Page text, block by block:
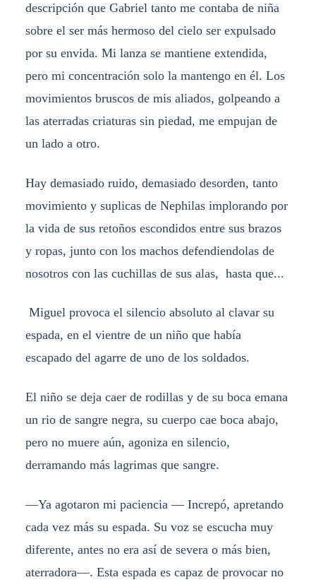
descripción que Gabriel tanto me contaba de niña
sobre el ser más hermoso del cielo ser expulsado
por su envida. Mi lanza se mantiene extendida,
pero mi concentración solo la mantengo en él. Los
movimientos bruscos de mis aliados, golpeando a
las aterradas criaturas sin piedad, me empujan de
un lado a otro.
Hay demasiado ruido, demasiado desorden, tanto
movimiento y suplicas de Nephilas implorando por
la vida de sus retoños escondidos entre sus brazos
y ropas, junto con los machos defendiendolas de
nosotros con las cuchillas de sus alas, hasta que...
Miguel provoca el silencio absoluto al clavar su
espada, en el vientre de un niño que había
escapado del agarre de uno de los soldados.
El niño se deja caer de rodillas y de su boca emana
un rio de sangre negra, su cuerpo cae boca abajo,
pero no muere aún, agoniza en silencio,
derramando más lagrimas que sangre.
—Ya agotaron mi paciencia — Increpó, apretando
cada vez más su espada. Su voz se escucha muy
diferente, antes no era así de severa o más bien,
aterradora—. Esta espada es capaz de provocar no